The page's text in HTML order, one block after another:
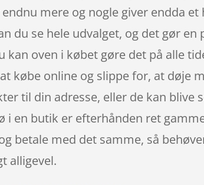
mere og nogle giver endda
du se hele udvalget, og det gør
kan oven i købet gøre det på alle
købe online og slippe for, at døje
til din adresse, eller de kan
i en butik er efterhånden ret
betale med det samme, så
alligevel.